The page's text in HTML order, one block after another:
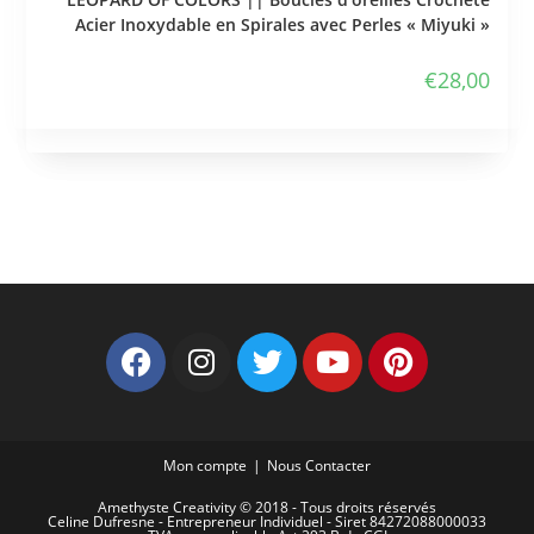
Acier Inoxydable en Spirales avec Perles « Miyuki »
€28,00
Mon compte Nous Contacter
Amethyste Creativity © 2018 - Tous droits réservés
Celine Dufresne - Entrepreneur Individuel - Siret 84272088000033